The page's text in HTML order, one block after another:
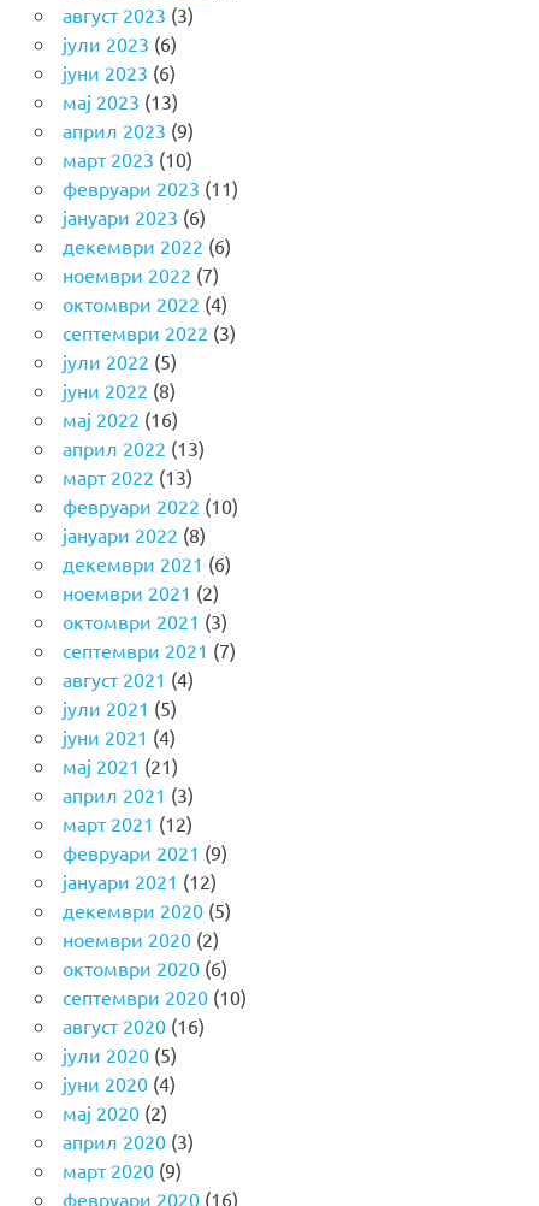
август 2023 (3)
јули 2023 (6)
јуни 2023 (6)
мај 2023 (13)
април 2023 (9)
март 2023 (10)
февруари 2023 (11)
јануари 2023 (6)
декември 2022 (6)
ноември 2022 (7)
октомври 2022 (4)
септември 2022 (3)
јули 2022 (5)
јуни 2022 (8)
мај 2022 (16)
април 2022 (13)
март 2022 (13)
февруари 2022 (10)
јануари 2022 (8)
декември 2021 (6)
ноември 2021 (2)
октомври 2021 (3)
септември 2021 (7)
август 2021 (4)
јули 2021 (5)
јуни 2021 (4)
мај 2021 (21)
април 2021 (3)
март 2021 (12)
февруари 2021 (9)
јануари 2021 (12)
декември 2020(5)
ноември 2020(2)
октомври 2020(6)
септември 2020(10)
август 2020(16)
јули 2020(5)
јуни 2020(4)
мај 2020(2)
април 2020(3)
март 2020(9)
февруари 2020(16)